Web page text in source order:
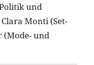
und
Monti (Set-
(Mode- und